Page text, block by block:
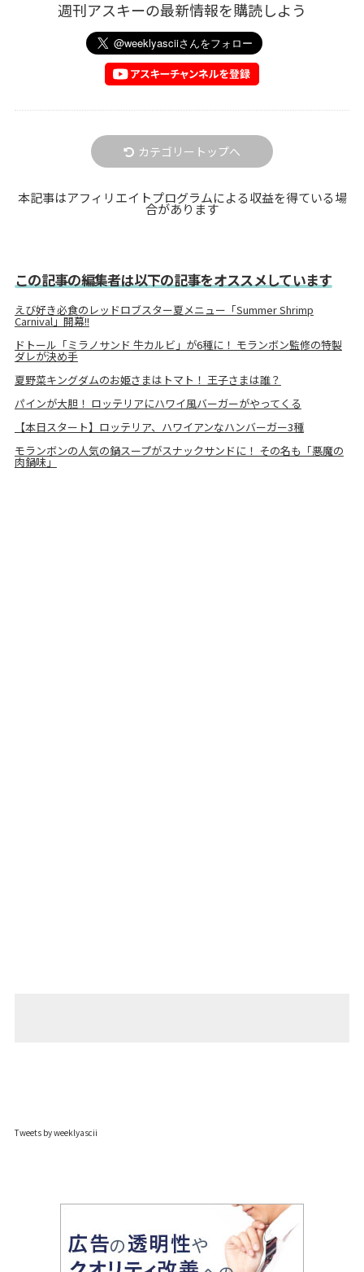
週刊アスキーの最新情報を購読しよう
カテゴリートップへ
本記事はアフィリエイトプログラムによる収益を得ている場
合があります
この記事の編集者は以下の記事をオススメしています
えび好き必食のレッドロブスター夏メニュー「Summer Shrimp
Carnival」開幕!!
ドトール「ミラノサンド 牛カルビ」が6種に！ モランボン監修の特製
ダレが決め手
夏野菜キングダムのお姫さまはトマト！ 王子さまは誰？
パインが大胆！ ロッテリアにハワイ風バーガーがやってくる
【本日スタート】ロッテリア、ハワイアンなハンバーガー3種
モランボンの人気の鍋スープがスナックサンドに！ その名も「悪魔の
肉鍋味」
Tweets by weeklyascii